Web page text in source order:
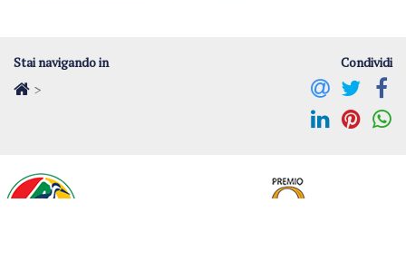
Stai navigando in
>
Condividi